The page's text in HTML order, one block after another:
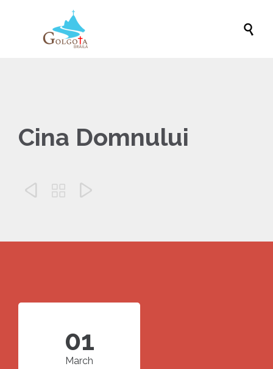

Cina Domnului
  
01
March